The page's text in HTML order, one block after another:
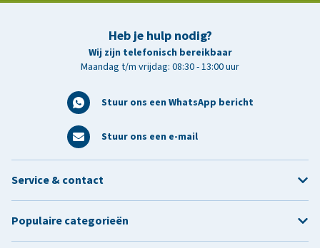
Heb je hulp nodig?
Wij zijn telefonisch bereikbaar
Maandag t/m vrijdag: 08:30 - 13:00 uur
Stuur ons een WhatsApp bericht
Stuur ons een e-mail
Service & contact
Populaire categorieën